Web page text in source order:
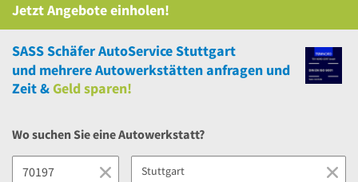
Jetzt Angebote einholen!
SASS Schäfer AutoService Stuttgart
und mehrereAutowerkstätten anfragen und
Zeit &Geld sparen!
Wo suchen Sie eine Autowerkstatt?